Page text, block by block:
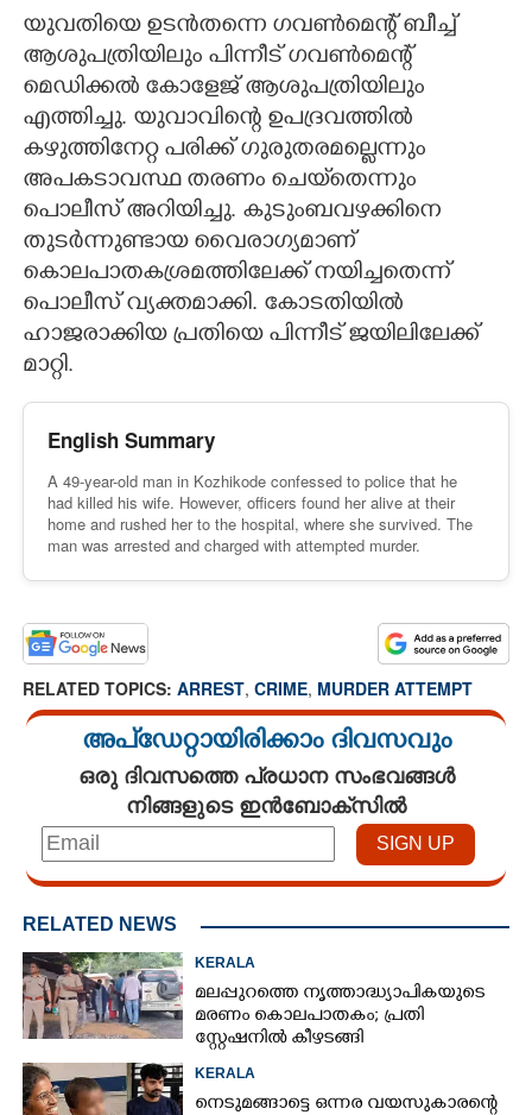
യുവതിയെ ഉടൻതന്നെ ഗവൺമെന്റ് ബീച്ച്
ആശുപത്രിയിലും പിന്നീട് ഗവൺമെന്റ്
മെഡിക്കൽ കോളേജ് ആശുപത്രിയിലും
എത്തിച്ചു. യുവാവിന്റെ ഉപദ്രവത്തിൽ
കഴുത്തിനേറ്റ പരിക്ക് ഗുരുതരമല്ലെന്നും
അപകടാവസ്ഥ തരണം ചെയ്‌തെന്നും
പൊലീസ് അറിയിച്ചു. കുടുംബവഴക്കിനെ
തുടർന്നുണ്ടായ വൈരാഗ്യമാണ്
കൊലപാതകശ്രമത്തിലേക്ക് നയിച്ചതെന്ന്
പൊലീസ് വ്യക്തമാക്കി. കോടതിയിൽ
ഹാജരാക്കിയ പ്രതിയെ പിന്നീട് ജയിലിലേക്ക്
മാറ്റി.
English Summary
A 49-year-old man in Kozhikode confessed to police that he
had killed his wife. However, officers found her alive at their
home and rushed her to the hospital, where she survived. The
man was arrested and charged with attempted murder.
RELATED TOPICS: ARREST, CRIME, MURDER ATTEMPT
അപ്ഡേറ്റായിരിക്കാം ദിവസവും
ഒരു ദിവസത്തെ പ്രധാന സംഭവങ്ങൾ
നിങ്ങളുടെ ഇൻബോക്സിൽ
RELATED NEWS
KERALA
മലപ്പുറത്തെ നൃത്താദ്ധ്യാപികയുടെ
മരണം കൊലപാതകം; പ്രതി
സ്റ്റേഷനിൽ കീഴടങ്ങി
KERALA
നെടുമങ്ങാട്ടെ ഒന്നര വയസുകാരന്റെ